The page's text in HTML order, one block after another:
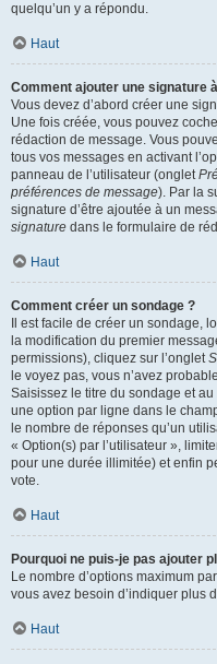
quelqu’un y a répondu.
Haut
Comment ajouter une signature
Vous devez d’abord créer une
Une fois créée, vous pouvez
rédaction de message. Vous
tous vos messages en activant
panneau de l’utilisateur (onglet
préférences de message). Par la
signature d’être ajoutée à un
signature dans le formulaire de
Haut
Comment créer un sondage ?
Il est facile de créer un sondage,
la modification du premier
permissions), cliquez sur l’onglet
le voyez pas, vous n’avez
Saisissez le titre du sondage et
une option par ligne dans le
le nombre de réponses qu’un
« Option(s) par l’utilisateur »,
pour une durée illimitée) et enfin
vote.
Haut
Pourquoi ne puis-je pas ajouter
Le nombre d’options maximum
vous avez besoin d’indiquer plus
Haut